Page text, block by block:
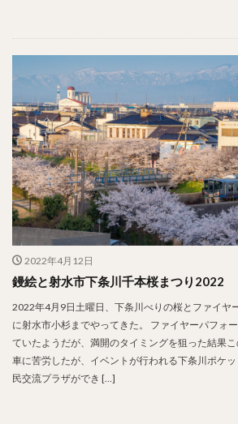
2022年4月12日
鏝絵と射水市下条川千本桜まつり2022
2022年4月9日土曜日、下条川べりの桜とファイヤ
に射水市小杉までやってきた。 ファイヤーパフォ
ていたようだが、満開のタイミングを狙った結果
車に苦労したが、イベントが行われる下条川ポケ
民交流プラザができ […]